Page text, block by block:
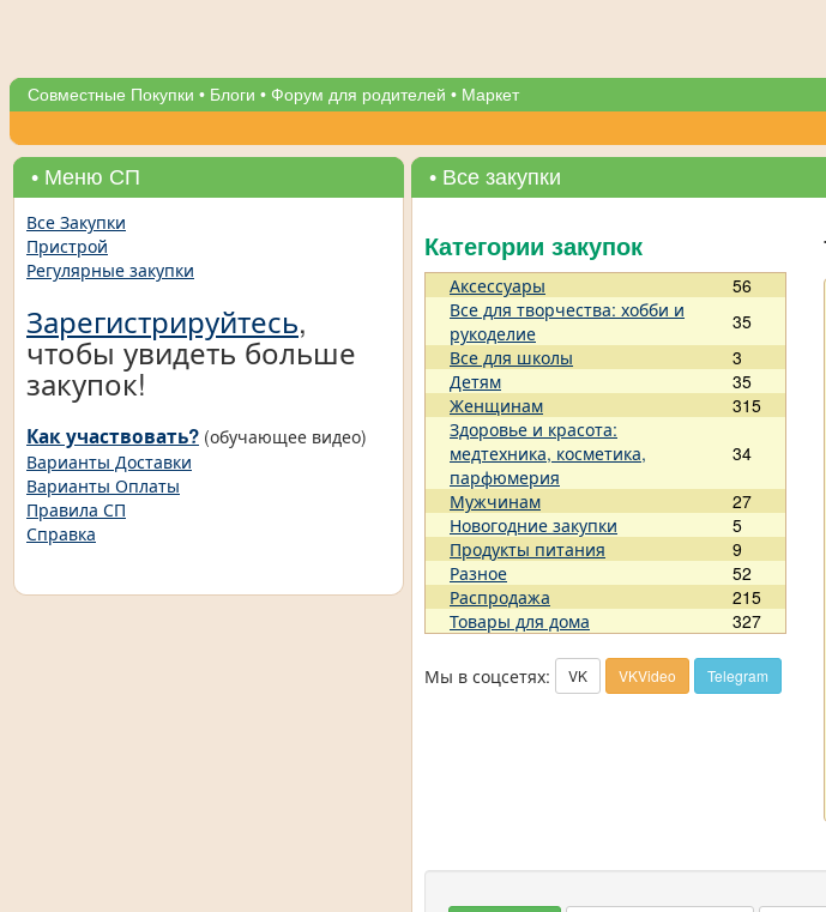
Совместные Покупки • Блоги • Форум для родителей • Маркет
• Меню СП
Все Закупки
Пристрой
Регулярные закупки
Зарегистрируйтесь,
чтобы увидеть больше
закупок!
Как участвовать? (обучающее видео)
Варианты Доставки
Варианты Оплаты
Правила СП
Справка
• Все закупки
Категории закупок
Аксессуары
56
Все для творчества: хобби и
рукоделие
35
Все для школы
3
Детям
35
Женщинам
315
Здоровье и красота:
медтехника, косметика,
парфюмерия
34
Мужчинам
27
Новогодние закупки
5
Продукты питания
9
Разное
52
Распродажа
215
Товары для дома
327
Мы в соцсетях: VK VKVideo Telegram